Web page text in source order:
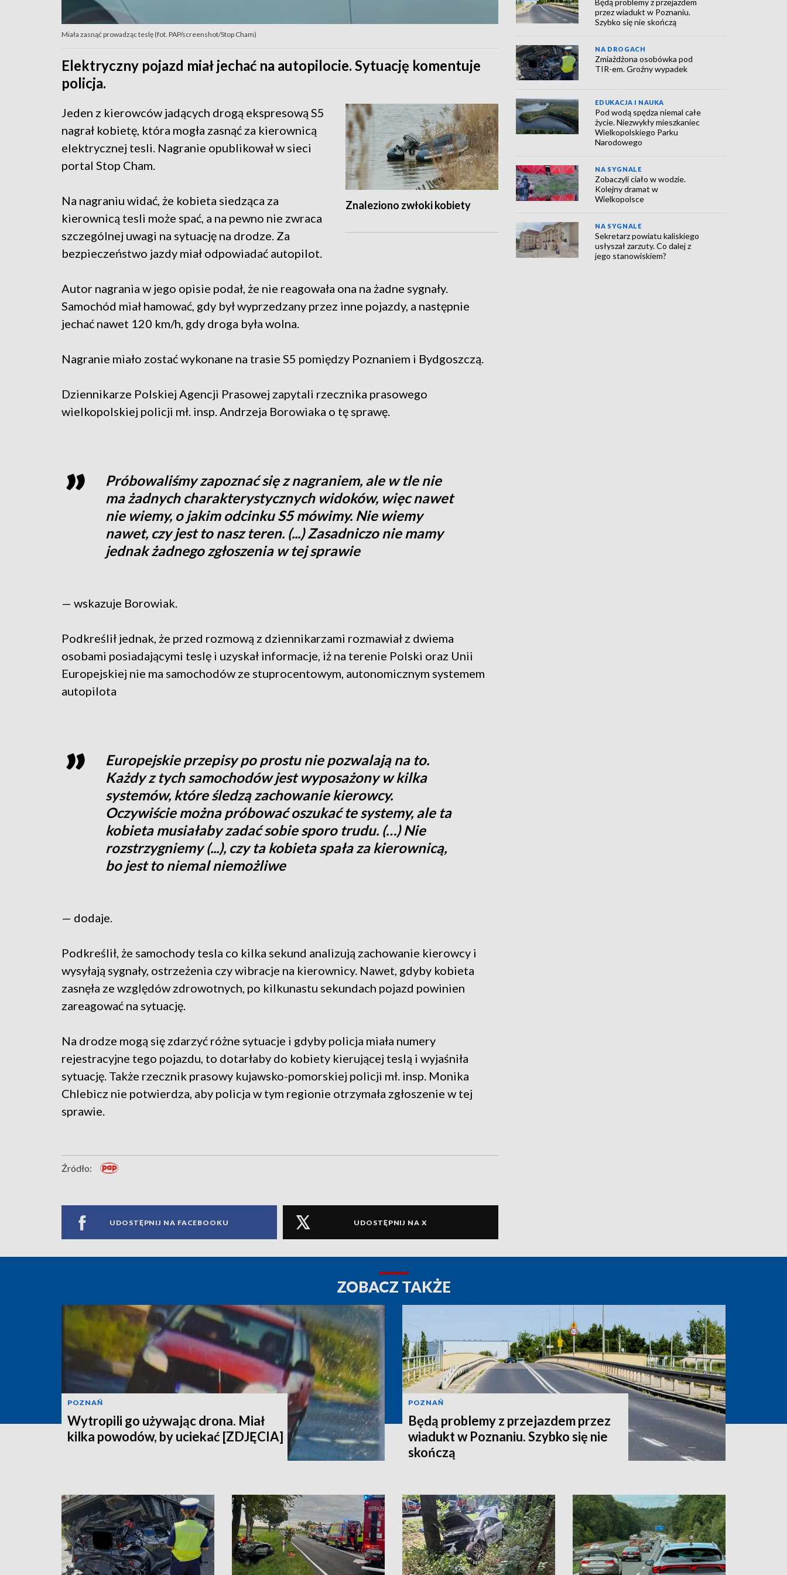
Miała zasnąć prowadząc teslę (fot. PAP/screenshot/Stop Cham)
Elektryczny pojazd miał jechać na autopilocie. Sytuację komentuje
policja.
Znaleziono zwłoki kobiety
Jeden z kierowców jadących drogą ekspresową S5
nagrał kobietę, która mogła zasnąć za kierownicą
elektrycznej tesli. Nagranie opublikował w sieci
portal Stop Cham.
Na nagraniu widać, że kobieta siedząca za
kierownicą tesli może spać, a na pewno nie zwraca
szczególnej uwagi na sytuację na drodze. Za
bezpieczeństwo jazdy miał odpowiadać autopilot.
Autor nagrania w jego opisie podał, że nie reagowała ona na żadne sygnały.
Samochód miał hamować, gdy był wyprzedzany przez inne pojazdy, a następnie
jechać nawet 120 km/h, gdy droga była wolna.
Nagranie miało zostać wykonane na trasie S5 pomiędzy Poznaniem i Bydgoszczą.
Dziennikarze Polskiej Agencji Prasowej zapytali rzecznika prasowego
wielkopolskiej policji mł. insp. Andrzeja Borowiaka o tę sprawę.
Próbowaliśmy zapoznać się z nagraniem, ale w tle nie
ma żadnych charakterystycznych widoków, więc nawet
nie wiemy, o jakim odcinku S5 mówimy. Nie wiemy
nawet, czy jest to nasz teren. (...) Zasadniczo nie mamy
jednak żadnego zgłoszenia w tej sprawie
— wskazuje Borowiak.
Podkreślił jednak, że przed rozmową z dziennikarzami rozmawiał z dwiema
osobami posiadającymi teslę i uzyskał informacje, iż na terenie Polski oraz Unii
Europejskiej nie ma samochodów ze stuprocentowym, autonomicznym systemem
autopilota
Europejskie przepisy po prostu nie pozwalają na to.
Każdy z tych samochodów jest wyposażony w kilka
systemów, które śledzą zachowanie kierowcy.
Oczywiście można próbować oszukać te systemy, ale ta
kobieta musiałaby zadać sobie sporo trudu. (…) Nie
rozstrzygniemy (...), czy ta kobieta spała za kierownicą,
bo jest to niemal niemożliwe
— dodaje.
Podkreślił, że samochody tesla co kilka sekund analizują zachowanie kierowcy i
wysyłają sygnały, ostrzeżenia czy wibracje na kierownicy. Nawet, gdyby kobieta
zasnęła ze względów zdrowotnych, po kilkunastu sekundach pojazd powinien
zareagować na sytuację.
Na drodze mogą się zdarzyć różne sytuacje i gdyby policja miała numery
rejestracyjne tego pojazdu, to dotarłaby do kobiety kierującej teslą i wyjaśniła
sytuację. Także rzecznik prasowy kujawsko-pomorskiej policji mł. insp. Monika
Chlebicz nie potwierdza, aby policja w tym regionie otrzymała zgłoszenie w tej
sprawie.
Źródło:
UDOSTĘPNIJ NA FACEBOOKU UDOSTĘPNIJ NA X
przez wiadukt w Poznaniu.
Szybko się nie skończą
NA DROGACH
Zmiażdżona osobówka pod
TIR-em. Groźny wypadek
EDUKACJA I NAUKA
Pod wodą spędza niemal całe
życie. Niezwykły mieszkaniec
Wielkopolskiego Parku
Narodowego
NA SYGNALE
Zobaczyli ciało w wodzie.
Kolejny dramat w
Wielkopolsce
NA SYGNALE
Sekretarz powiatu kaliskiego
usłyszał zarzuty. Co dalej z
jego stanowiskiem?
ZOBACZ TAKŻE
POZNAŃ
Wytropili go używając drona. Miał
kilka powodów, by uciekać [ZDJĘCIA]
POZNAŃ
Będą problemy z przejazdem przez
wiadukt w Poznaniu. Szybko się nie
skończą